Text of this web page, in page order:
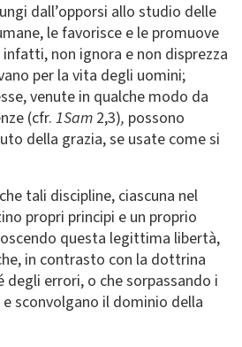
dall’opporsi allo studio delle
le favorisce e le promuove
non ignora e non disprezza
per la vita degli uomini;
venute in qualche modo da
(cfr. 1Sam 2,3), possono
della grazia, se usate come si
tali discipline, ciascuna nel
propri principi e un proprio
questa legittima libertà,
in contrasto con la dottrina
degli errori, o che sorpassando i
sconvolgano il dominio della